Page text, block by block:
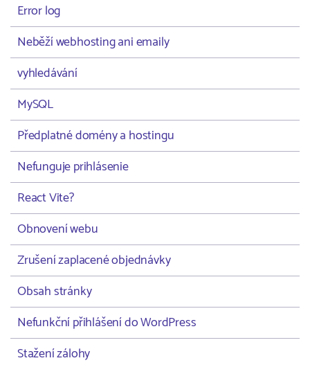
Error log
Neběží webhosting ani emaily
vyhledávání
MySQL
Předplatné domény a hostingu
Nefunguje prihlásenie
React Vite?
Obnovení webu
Zrušení zaplacené objednávky
Obsah stránky
Nefunkční přihlášení do WordPress
Stažení zálohy